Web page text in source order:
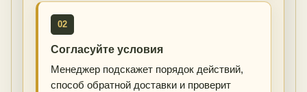
02
Согласуйте условия
Менеджер подскажет порядок действий,
способ обратной доставки и проверит